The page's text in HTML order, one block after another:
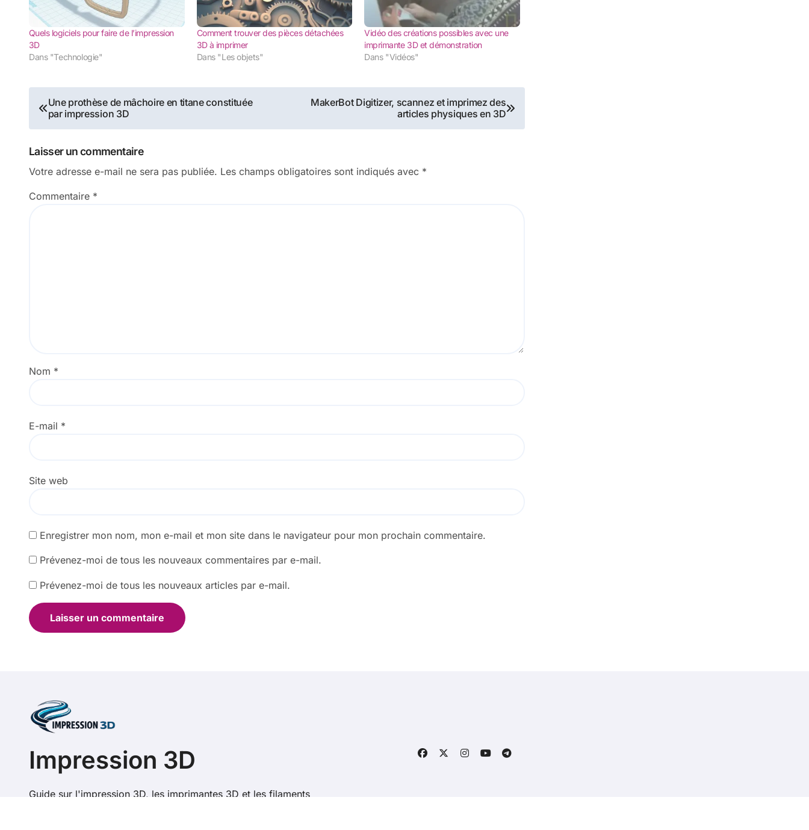
Quels logiciels pour faire de l’impression
3D
Dans "Technologie"
Comment trouver des pièces détachées
3D à imprimer
Dans "Les objets"
Vidéo des créations possibles avec une
imprimante 3D et démonstration
Dans "Vidéos"
Navigation
de
l’article
Une prothèse de mâchoire en titane constituée
par impression 3D
MakerBot Digitizer, scannez et imprimez des
articles physiques en 3D
Laisser un commentaire
Votre adresse e-mail ne sera pas publiée. Les champs obligatoires sont indiqués avec *
Commentaire *
Nom *
E-mail *
Site web
Enregistrer mon nom, mon e-mail et mon site dans le navigateur pour mon prochain commentaire.
Prévenez-moi de tous les nouveaux commentaires par e-mail.
Prévenez-moi de tous les nouveaux articles par e-mail.
Impression 3D
Guide sur l'impression 3D, les imprimantes 3D et les filaments